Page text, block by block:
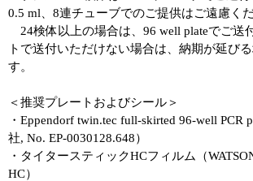
0.5 ml、8連チューブでのご提供はご遠慮くだ
24検体以上の場合は、96 well plateでご送
トで送付いただけない場合は、納期が延び
す。
＜推奨プレートおよびシール＞
・Eppendorf twin.tec full-skirted 96-well PCR
社, No. EP-0030128.648）
・タイタースティックHCフィルム（
HC）